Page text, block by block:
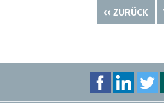
VORHERIGE
‹‹ ZURÜCK